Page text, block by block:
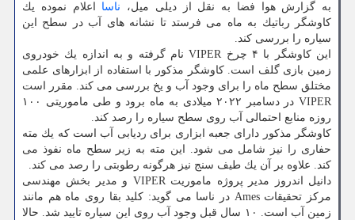
به گزارش هوا فضا به نقل از دیلی میل، ناسا اعلام نموده یك
كاوشگر رباتیك به ماه می فرستد تا نشانه های آب در سطح این
سیاره را بررسی كند.
این كاوشگر با ۴ چرخ VIPER نام گرفته و به اندازه یك خودروی
زمین بازی گلف است. كاوشگر مذكور با استفاده از ابزارهای علمی
مختلق سطح ماه را برای وجود آب و یخ بررسی می كند. مقرر است
VIPER در دسامبر ۲۰۲۲ میلادی به ماه برود و طی ماموریتی ۱۰۰
روزه منابع احتمالی آب روی سطح سیاره را رصد كند.
كاوشگر مذكور دارای جعبه ابزاری برای ردیابی آب است كه یك مته
حفاری را نیز شامل می شود. این مته به زیر سطح ماه نفوذ می
كند. علاوه بر آن یك طیف سنج نیز هرگونه رطوبتی را رصد می كند.
دانیل اندروز مدیر پروژه ماموریت VIPER و مدیر بخش مهندسی
مركز تحقیقات Ames در ناسا می گوید: كلید بقا روی ماه هم مانند
زمین آب است. ۱۰ سال قبل وجود آب روی این سیاره تایید شد. حالا